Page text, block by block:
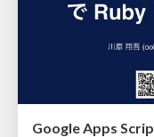
Google Apps